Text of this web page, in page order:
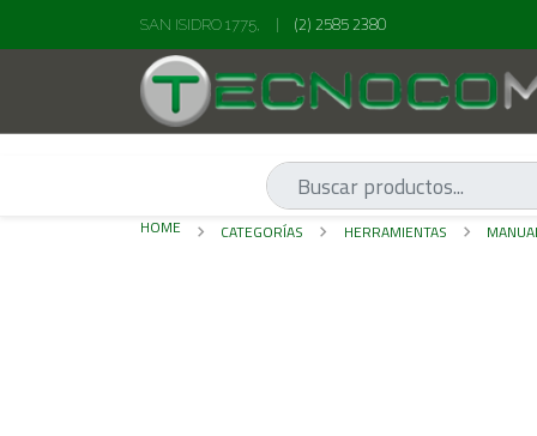
SAN ISIDRO 1775, (2) 2585 2380
HOME CATEGORÍAS HERRAMIENTAS